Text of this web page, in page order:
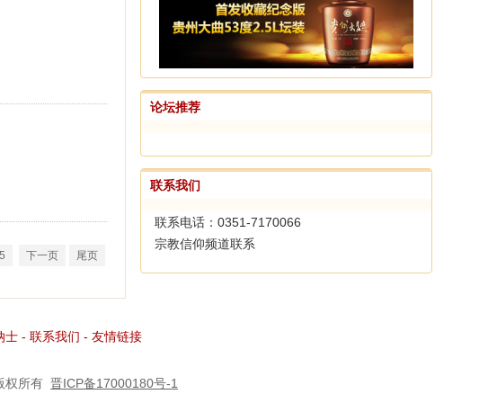
5 下一页 尾页
论坛推荐
联系我们
联系电话：0351-7170066
宗教信仰频道联系
士- 联系我们 - 友情链接
权所有 晋ICP备17000180号-1